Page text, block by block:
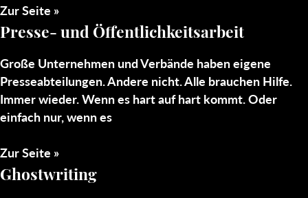
Zur Seite »
Presse- und Öffentlichkeitsarbeit
Große Unternehmen und Verbände haben eigene
Presseabteilungen. Andere nicht. Alle brauchen Hilfe.
Immer wieder. Wenn es hart auf hart kommt. Oder
einfach nur, wenn es
Zur Seite »
Ghostwriting